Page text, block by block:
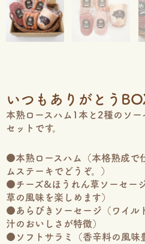
いつもありがとう
本熟ロースハム1本と2種のソー
セットです。
●本熟ロースハム（本格熟成で
ムステーキでどうぞ。）
●チーズ&ほうれん草ソーセー
草の風味を楽しめます）
●あらびきソーセージ（ワイル
汁のおいしさが特徴）
●ソフトサラミ（香辛料の風味